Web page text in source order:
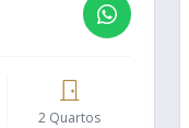
2 Quartos